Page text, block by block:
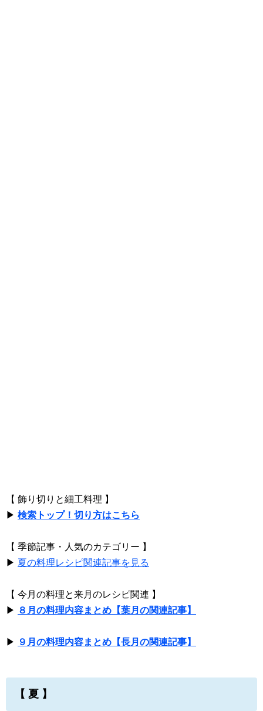
【 飾り切りと細工料理 】
▶ 検索トップ！切り方はこちら
【 季節記事・人気のカテゴリー 】
▶ 夏の料理レシピ関連記事を見る
【 今月の料理と来月のレシピ関連 】
▶ ８月の料理内容まとめ【葉月の関連記事】
▶ ９月の料理内容まとめ【長月の関連記事】
【 夏 】